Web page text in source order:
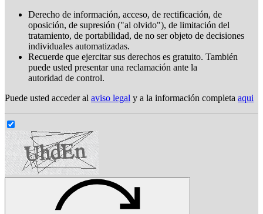
Derecho de información, acceso, de rectificación, de
oposición, de supresión ("al olvido"), de limitación del
tratamiento, de portabilidad, de no ser objeto de decisiones
individuales automatizadas.
Recuerde que ejercitar sus derechos es gratuito. También
puede usted presentar una reclamación ante la
autoridad de control.
Puede usted acceder al aviso legal y a la información completa aqui